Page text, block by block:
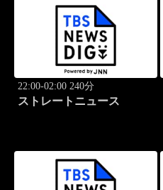
22:00-02:00 240分
ストレートニュース